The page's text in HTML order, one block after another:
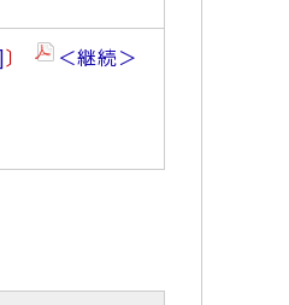
〕
＜継続＞